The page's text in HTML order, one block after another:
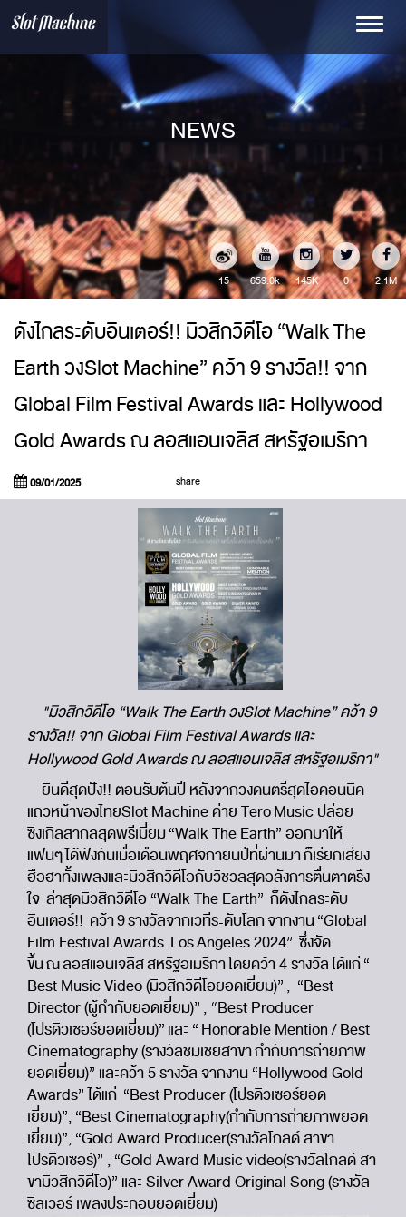
NEWS
2.1M
0
145K
659.0k
15
ดังไกลระดับอินเตอร์!! มิวสิกวิดีโอ “Walk The
Earth วงSlot Machine” คว้า 9 รางวัล!! จาก
Global Film Festival Awards และ Hollywood
Gold Awards ณ ลอสแอนเจลิส สหรัฐอเมริกา
09/01/2025 share
"มิวสิกวิดีโอ “Walk The Earth วงSlot Machine” คว้า 9
รางวัล!! จาก Global Film Festival Awards และ
Hollywood Gold Awards ณ ลอสแอนเจลิส สหรัฐอเมริกา"
ยินดีสุดปัง!! ตอนรับต้นปี หลังจากวงดนตรีสุดไอคอนนิค
แถวหน้าของไทยSlot Machine ค่าย Tero Music ปล่อย
ซิงเกิลสากลสุดพรีเมี่ยม “Walk The Earth” ออกมาให้
แฟนๆ ได้ฟังกันเมื่อเดือนพฤศจิกายนปีที่ผ่านมา ก็เรียกเสียง
ฮือฮาทั้งเพลงและมิวสิกวิดีโอกับวิชวลสุดอลังการตื่นตาตรึง
ใจ ล่าสุดมิวสิกวิดีโอ “Walk The Earth” ก็ดังไกลระดับ
อินเตอร์!! คว้า 9 รางวัลจากเวทีระดับโลก จากงาน “Global
Film Festival Awards Los Angeles 2024” ซึ่งจัด
ขึ้น ณ ลอสแอนเจลิส สหรัฐอเมริกา โดยคว้า 4 รางวัล ได้แก่ “
Best Music Video (มิวสิกวิดีโอยอดเยี่ยม)” , “Best
Director (ผู้กำกับยอดเยี่ยม)” , “Best Producer
(โปรดิวเซอร์ยอดเยี่ยม)” และ “ Honorable Mention / Best
Cinematography (รางวัลชมเชยสาขา กำกับการถ่ายภาพ
ยอดเยี่ยม)” และคว้า 5 รางวัล จากงาน “Hollywood Gold
Awards” ได้แก่ “Best Producer (โปรดิวเซอร์ยอด
เยี่ยม)”, “Best Cinematography(กำกับการถ่ายภาพยอด
เยี่ยม)”, “Gold Award Producer(รางวัลโกลด์ สาขา
โปรดิวเซอร์)” , “Gold Award Music video(รางวัลโกลด์ สา
ขามิวสิกวิดีโอ)” และ Silver Award Original Song (รางวัล
ซิลเวอร์ เพลงประกอบยอดเยี่ยม)